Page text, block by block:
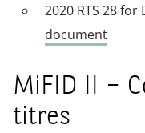
2020 RTS 28 for
document
MiFID II –
titres